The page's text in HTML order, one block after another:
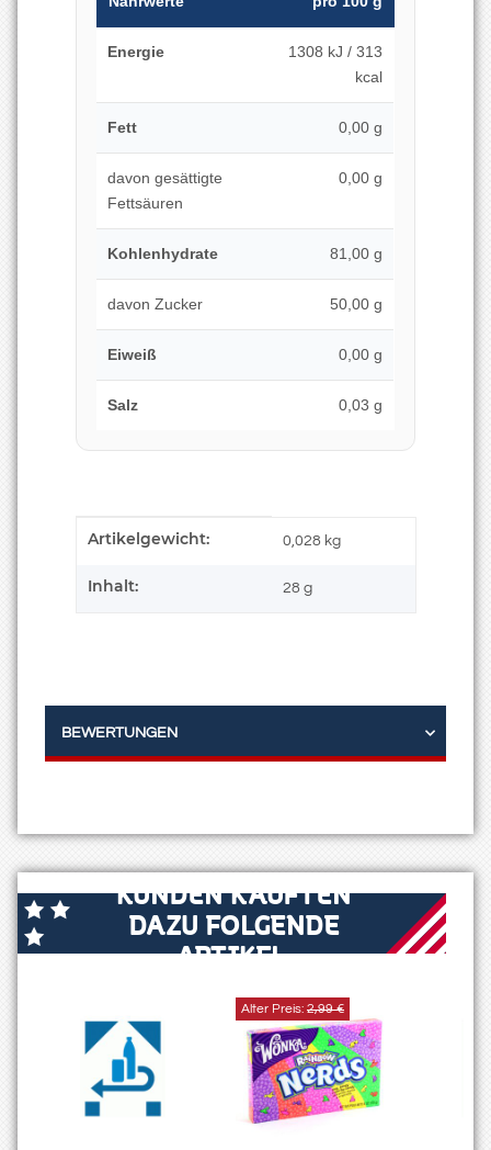
Energie
1308 kJ / 313
kcal
Fett 0,00 g
davon gesättigte
Fettsäuren
0,00 g
Kohlenhydrate 81,00 g
davon Zucker 50,00 g
Eiweiß 0,00 g
Salz 0,03 g
Produkteigenschaft
Wert
Artikelgewicht: 0,028 kg
Inhalt: 28 g
BEWERTUNGEN
KUNDEN KAUFTEN
DAZU FOLGENDE
ARTIKEL:
Alter Preis: 2,99 €